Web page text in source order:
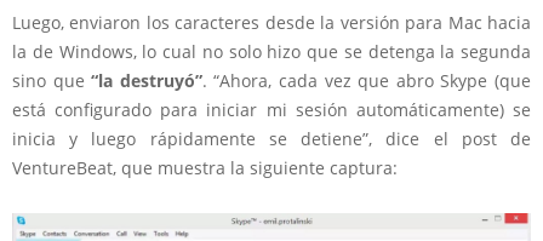
Luego, enviaron los caracteres desde la versión para Mac hacia
la de Windows, lo cual no solo hizo que se detenga la segunda
sino que“la destruyó”. “Ahora, cada vez que abro Skype (que
está configurado para iniciar mi sesión automáticamente) se
inicia y luego rápidamente se detiene”, dice el post de
VentureBeat, que muestra la siguiente captura: